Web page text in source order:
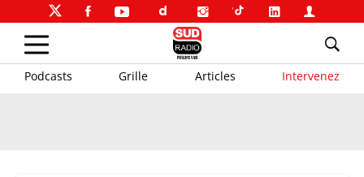
Podcasts Grille Articles Intervenez